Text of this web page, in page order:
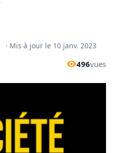
· Mis à jour le 10 janv. 2023
496vues